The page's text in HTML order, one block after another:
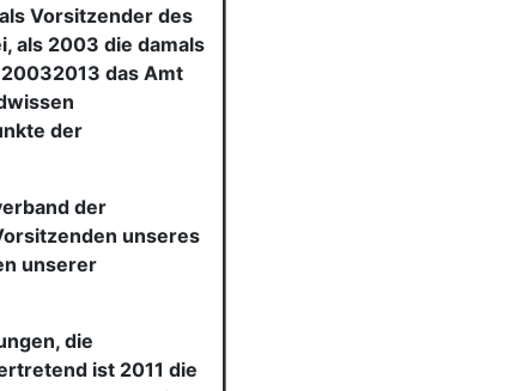
Vorsitzender des
als 2003 die damals
das Amt
der
der
unseres
unserer
die
ist 2011 die